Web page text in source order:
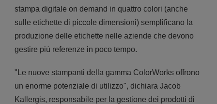
stampa digitale on demand in quattro colori (anche
sulle etichette di piccole dimensioni) semplificano la
produzione delle etichette nelle aziende che devono
gestire più referenze in poco tempo.
"Le nuove stampanti della gamma ColorWorks offrono
un enorme potenziale di utilizzo", dichiara Jacob
Kallergis, responsabile per la gestione dei prodotti di